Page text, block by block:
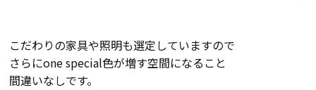
土地の上手な探し方
こだわりの家具や照明も選定していますので
さらにone special色が増す空間になること
間違いなしです。